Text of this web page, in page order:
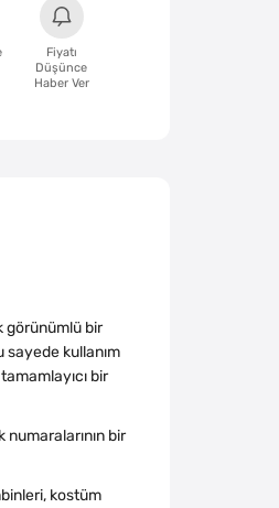
Fiyatı
Düşünce
Haber Ver
görünümlü bir
sayede kullanım
bir
bir
kostüm